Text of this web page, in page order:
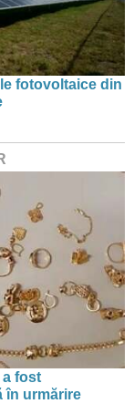
fotovoltaice din
a fost
în urmărire